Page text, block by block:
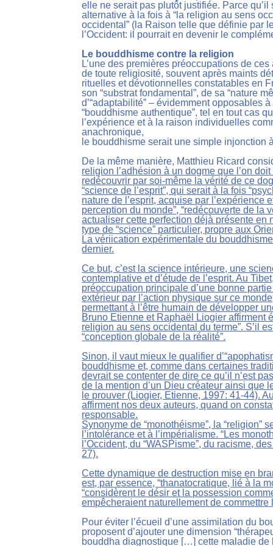
elle ne serait pas plutôt justifiée. Parce
alternative à la fois à “la religion au sens
occidental” (la Raison telle que définie par
l’Occident: il pourrait en devenir le
Le bouddhisme contre la religion
L’une des premières préoccupations de
de toute religiosité, souvent après maints
rituelles et dévotionnelles constatables en
son “substrat fondamental”, de sa “nature
d’“adaptabilité” – évidemment opposables
“bouddhisme authentique”, tel en tout cas
l’expérience et à la raison individuelles
anachronique,
le bouddhisme serait une simple injonction
De la même manière, Matthieu Ricard
religion l’adhésion à un dogme que l’on
redécouvrir par soi-même la vérité de ce
“science de l’esprit”, qui serait à la fois
nature de l’esprit, acquise par l’expérience
perception du monde”, “redécouverte de la
actualiser cette perfection déjà présente en
type de “science” particulier, propre aux
La vériication expérimentale du
dernier.
Ce but, c’est la science intérieure, une
contemplative et d’étude de l’esprit. Au
préoccupation principale d’une bonne
extérieur par l’action physique sur ce
permettant à l’être humain de développer
Bruno Etienne et Raphaël Liogier affirment
religion au sens occidental du terme”. S’il
“conception globale de la réalité”.
Sinon, il vaut mieux le qualifier
bouddhisme et, comme dans certaines
devrait se contenter de dire ce qu’il n’est
de la mention d’un Dieu créateur ainsi que
le prouver (Liogier, Etienne, 1997: 41-44).
affirment nos deux auteurs, quand on
responsable.
Synonyme de “monothéisme”, la “religion”
l’intolérance et à l’impérialisme. “Les
l’Occident, du “WASPisme”, du racisme,
27).
Cette dynamique de destruction mise en
est, par essence, “thanatocratique, lié à la
“considèrent le désir et la possession
empêcheraient naturellement de
Pour éviter l’écueil d’une assimilation du
proposent d’ajouter une dimension
bouddha diagnostique […] cette maladie